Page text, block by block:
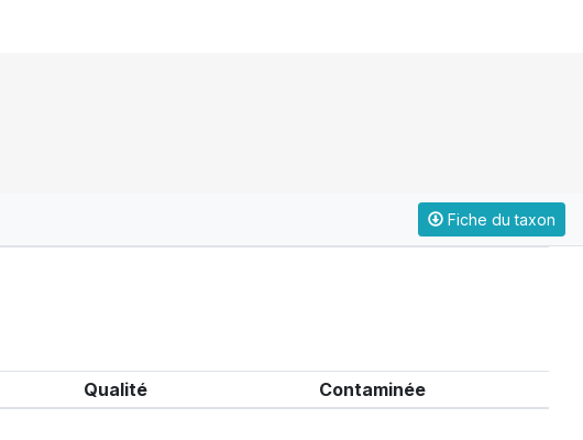
Fiche du taxon
Qualité Contaminée